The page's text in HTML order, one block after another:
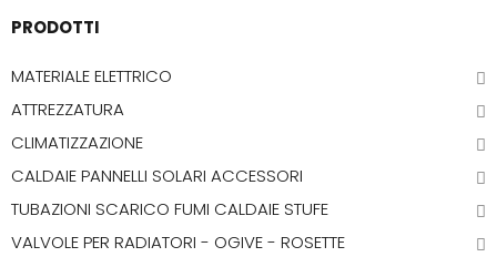
PRODOTTI
MATERIALE ELETTRICO
ATTREZZATURA
CLIMATIZZAZIONE
CALDAIE PANNELLI SOLARI ACCESSORI
TUBAZIONI SCARICO FUMI CALDAIE STUFE
VALVOLE PER RADIATORI - OGIVE - ROSETTE